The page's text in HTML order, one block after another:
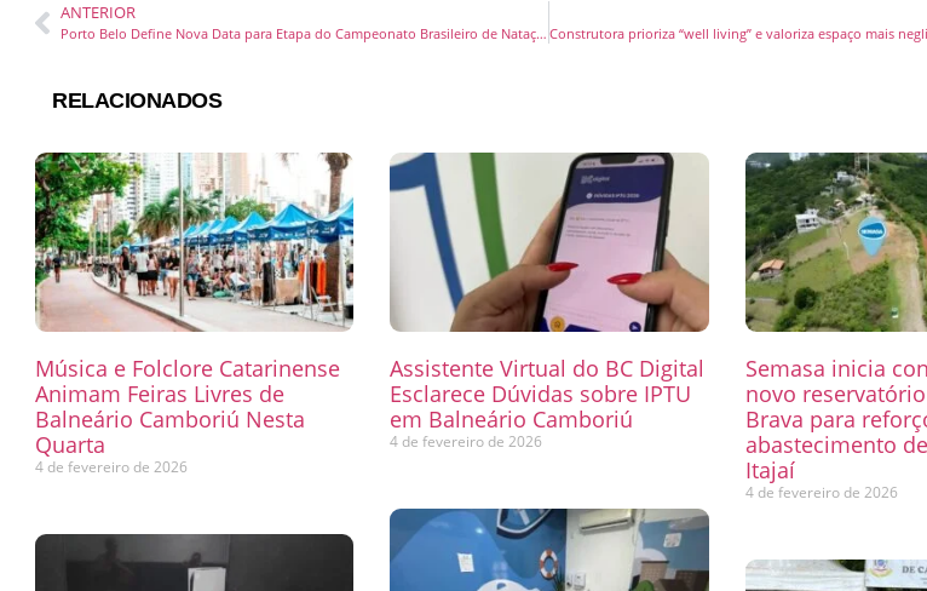
ANTERIOR
Porto Belo Define Nova Data para Etapa do Campeonato Brasileiro de Natação
RELACIONADOS
Música e Folclore Catarinense
Animam Feiras Livres de
Balneário Camboriú Nesta
Quarta
4 de fevereiro de 2026
Assistente Virtual do BC Digital
Esclarece Dúvidas sobre IPTU
em Balneário Camboriú
4 de fevereiro de 2026
Semasa inicia
novo
Brava para
abastecimento
Itajaí
4 de fevereiro de 2026